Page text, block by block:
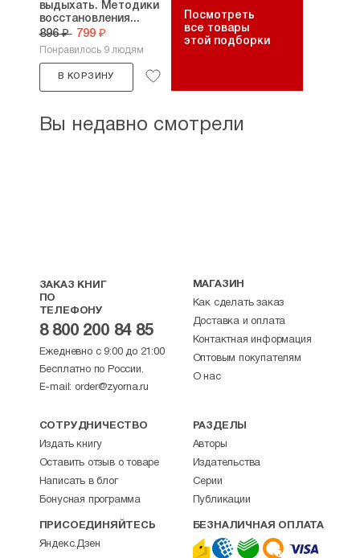
выдыхать. Методики
восстановления...
896 ₽ 799 ₽
Понравилось 9 людям
В КОРЗИНУ
Посмотреть
все товары
этой подборки
Вы недавно смотрели
ЗАКАЗ КНИГ
ПО
ТЕЛЕФОНУ
8 800 200 84 85
Ежедневно с 9:00 до 21:00
Бесплатно по России.
E-mail: order@zyorna.ru
МАГАЗИН
Как сделать заказ
Доставка и оплата
Контактная информация
Оптовым покупателям
О нас
СОТРУДНИЧЕСТВО
Издать книгу
Оставить отзыв о товаре
Написать в блог
Бонусная программа
РАЗДЕЛЫ
Авторы
Издательства
Серии
Публикации
ПРИСОЕДИНЯЙТЕСЬ
Яндекс.Дзен
БЕЗНАЛИЧНАЯ ОПЛАТА